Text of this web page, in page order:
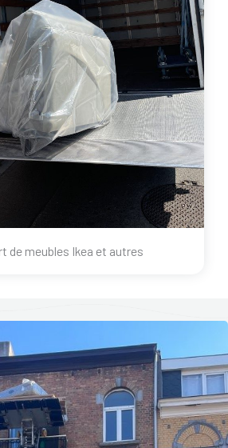
de meubles Ikea et autres